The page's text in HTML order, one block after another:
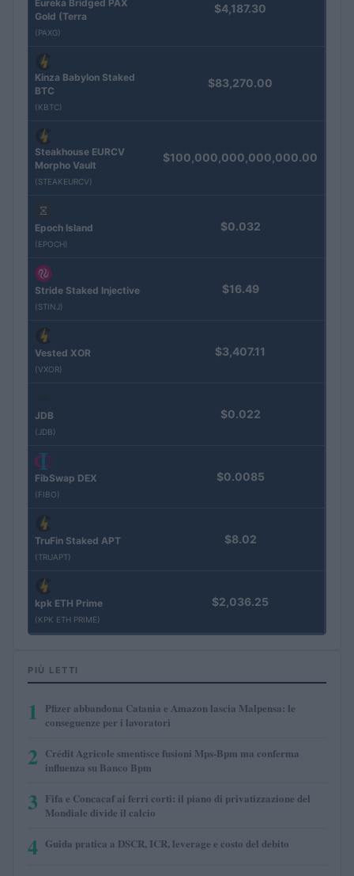
Eureka Bridged PAX
Gold (Terra
(PAXG)
$4,187.30
Kinza Babylon Staked
BTC
(KBTC)
$83,270.00
Steakhouse EURCV
Morpho Vault
(STEAKEURCV)
$100,000,000,000,000.00
Epoch Island
(EPOCH)
$0.032
Stride Staked Injective
(STINJ)
$16.49
Vested XOR
(VXOR)
$3,407.11
JDB
(JDB)
$0.022
FibSwap DEX
(FIBO)
$0.0085
TruFin Staked APT
(TRUAPT)
$8.02
kpk ETH Prime
(KPK ETH PRIME)
$2,036.25
PIÙ LETTI
1
Pfizer abbandona Catania e Amazon lascia Malpensa: le
conseguenze per i lavoratori
2 Crédit Agricole smentisce fusioni Mps-Bpm ma conferma
influenza su Banco Bpm
3 Fifa e Concacaf ai ferri corti: il piano di privatizzazione del
Mondiale divide il calcio
4 Guida pratica a DSCR, ICR, leverage e costo del debito